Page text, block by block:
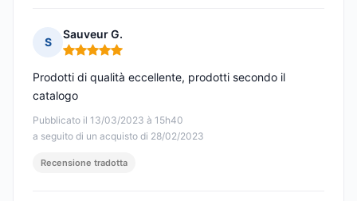
S
Sauveur G.
Nota: 5 su 5
Pubblicato il 13/03/2023 à 15h40
a seguito di un acquisto di 28/02/2023
Prodotti di qualità eccellente, prodotti secondo il
catalogo
Recensione tradotta